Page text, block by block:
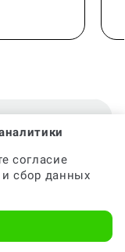
с опытом
месяцев
согласие
и сбор данных